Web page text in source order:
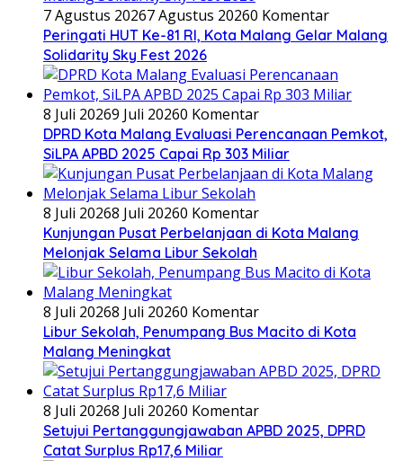
7 Agustus 20267 Agustus 20260 Komentar
Peringati HUT Ke-81 RI, Kota Malang Gelar Malang
Solidarity Sky Fest 2026
8 Juli 20269 Juli 20260 Komentar
DPRD Kota Malang Evaluasi Perencanaan Pemkot,
SiLPA APBD 2025 Capai Rp 303 Miliar
8 Juli 20268 Juli 20260 Komentar
Kunjungan Pusat Perbelanjaan di Kota Malang
Melonjak Selama Libur Sekolah
8 Juli 20268 Juli 20260 Komentar
Libur Sekolah, Penumpang Bus Macito di Kota
Malang Meningkat
8 Juli 20268 Juli 20260 Komentar
Setujui Pertanggungjawaban APBD 2025, DPRD
Catat Surplus Rp17,6 Miliar